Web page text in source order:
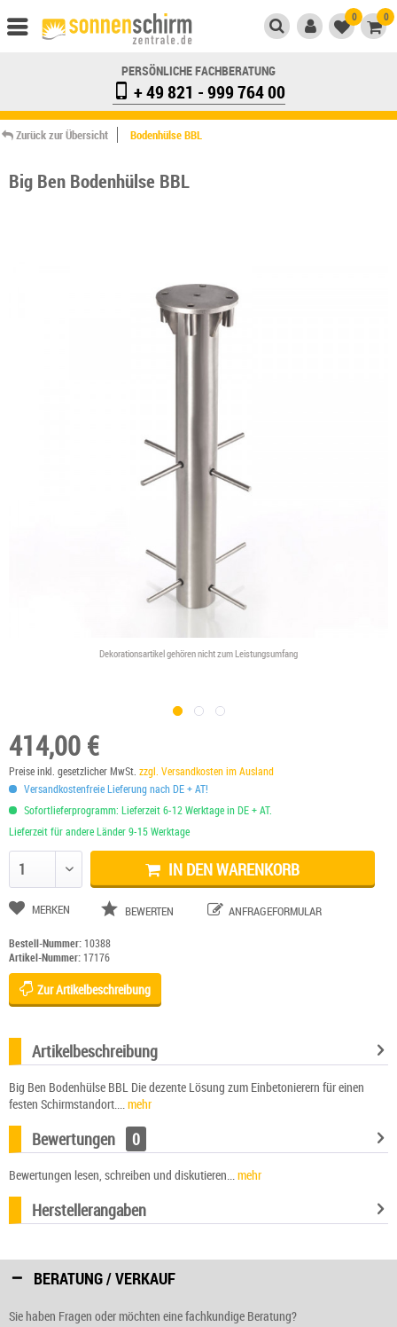
0 0
PERSÖNLICHE FACHBERATUNG
+ 49 821 - 999 764 00
Zurück zur Übersicht Bodenhülse BBL
Big Ben Bodenhülse BBL
Dekorationsartikel gehören nicht zum Leistungsumfang
414,00 €
Preise inkl. gesetzlicher MwSt. zzgl. Versandkosten im Ausland
Versandkostenfreie Lieferung nach DE + AT!
Sofortlieferprogramm: Lieferzeit 6-12 Werktage in DE + AT.
Lieferzeit für andere Länder 9-15 Werktage
IN DEN WARENKORB
MERKEN BEWERTEN ANFRAGEFORMULAR
Bestell-Nummer:10388
Artikel-Nummer:17176
Zur Artikelbeschreibung
Artikelbeschreibung
Big Ben Bodenhülse BBL Die dezente Lösung zum Einbetonierern für einen
festen Schirmstandort....
mehr
Bewertungen 0
Bewertungen lesen, schreiben und diskutieren... mehr
Herstellerangaben
BERATUNG / VERKAUF
Sie haben Fragen oder möchten eine fachkundige Beratung?